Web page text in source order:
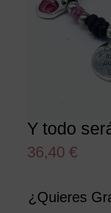
Y todo
36,40 €
¿Quieres